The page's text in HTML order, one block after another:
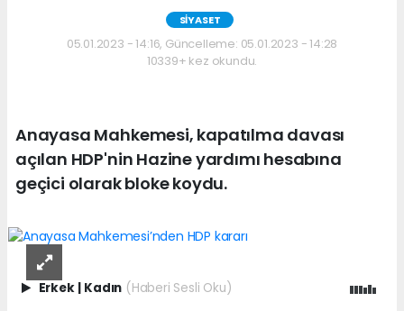
SİYASET
05.01.2023 - 14:16, Güncelleme: 05.01.2023 - 14:28
10339+ kez okundu.
Anayasa Mahkemesi, kapatılma davası
açılan HDP'nin Hazine yardımı hesabına
geçici olarak bloke koydu.
Erkek | Kadın (Haberi Sesli Oku)